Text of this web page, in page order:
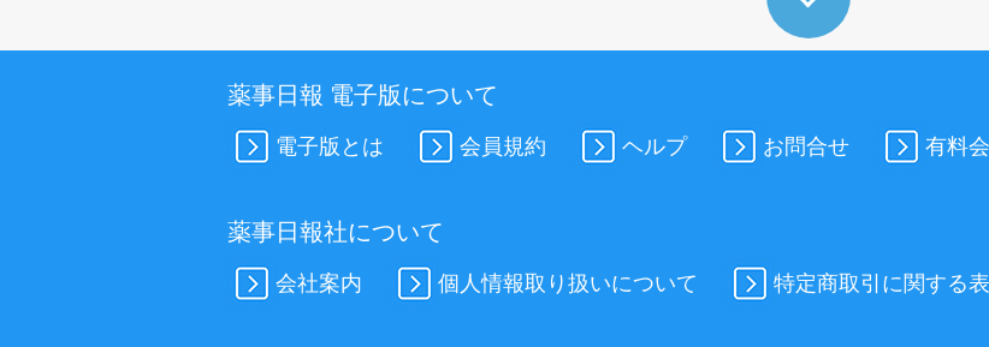
薬事日報 電子版について
電子版とは 会員規約 ヘルプ お問合せ 有料
薬事日報社について
会社案内 個人情報取り扱いについて 特定商取引に関する